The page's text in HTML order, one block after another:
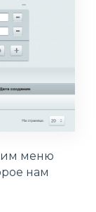
меню
нам